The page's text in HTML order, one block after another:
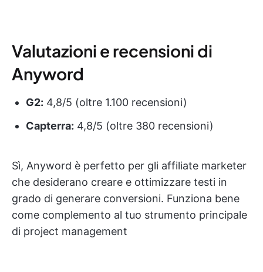
Valutazioni e recensioni di
Anyword
G2: 4,8/5 (oltre 1.100 recensioni)
Capterra: 4,8/5 (oltre 380 recensioni)
Sì, Anyword è perfetto per gli affiliate marketer
che desiderano creare e ottimizzare testi in
grado di generare conversioni. Funziona bene
come complemento al tuo strumento principale
di project management